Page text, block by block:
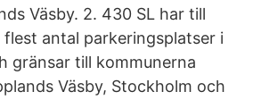
Väsby. 2. 430 SL har till
antal parkeringsplatser i
gränsar till kommunerna
Väsby, Stockholm och